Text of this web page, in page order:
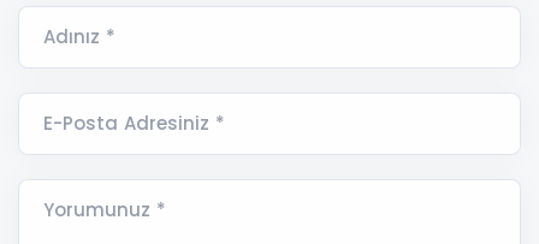
Adınız *
E-Posta Adresiniz *
Yorumunuz *